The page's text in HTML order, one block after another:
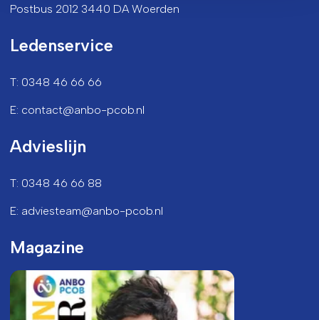
Postbus 2012 3440 DA Woerden
Ledenservice
T: 0348 46 66 66
E: contact@anbo-pcob.nl
Advieslijn
T: 0348 46 66 88
E: adviesteam@anbo-pcob.nl
Magazine